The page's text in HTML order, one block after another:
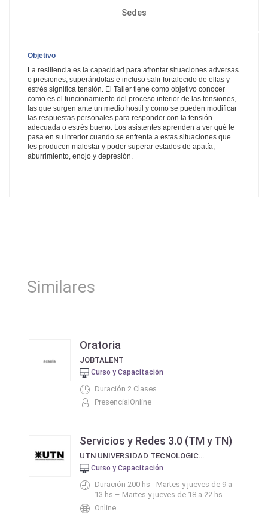
Sedes
Objetivo
La resiliencia es la capacidad para afrontar situaciones adversas
o presiones, superándolas e incluso salir fortalecido de ellas y
estrés significa tensión. El Taller tiene como objetivo conocer
como es el funcionamiento del proceso interior de las tensiones,
las que surgen ante un medio hostil y como se pueden modificar
las respuestas personales para responder con la tensión
adecuada o estrés bueno. Los asistentes aprenden a ver qué le
pasa en su interior cuando se enfrenta a estas situaciones que
les producen malestar y poder superar estados de apatía,
aburrimiento, enojo y depresión.
Similares
Oratoria
JOBTALENT
Curso y Capacitación
Duración 2 Clases
PresencialOnline
Servicios y Redes 3.0 (TM y TN)
UTN UNIVERSIDAD TECNOLÓGICA NACIONAL
Curso y Capacitación
Duración 200 hs - Martes y jueves de 9 a
13 hs – Martes y jueves de 18 a 22 hs
Online